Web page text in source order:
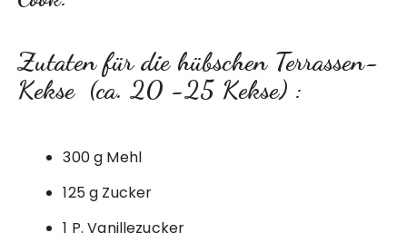
Zutaten für die hübschen Terrassen-
Kekse (ca. 20 -25 Kekse) :
300 g Mehl
125 g Zucker
1 P. Vanillezucker